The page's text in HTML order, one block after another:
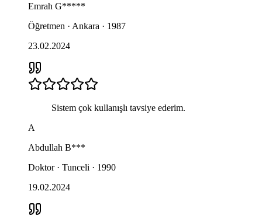
Emrah G*****
Öğretmen · Ankara · 1987
23.02.2024
Sistem çok kullanışlı tavsiye ederim.
A
Abdullah B***
Doktor · Tunceli · 1990
19.02.2024